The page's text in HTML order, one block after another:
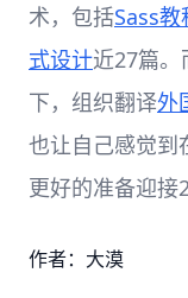
术，包括Sass教
式设计近27篇
下，组织翻译外
也让自己感觉到
更好的准备迎接
作者：大漠